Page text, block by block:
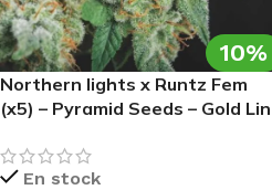
10%
Northern lights x Runtz Fem
(x5) – Pyramid Seeds – Gold
En stock